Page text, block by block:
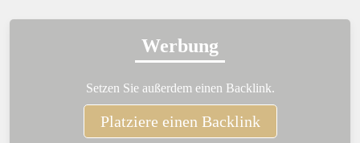
Werbung
Setzen Sie außerdem einen Backlink.
Platziere einen Backlink